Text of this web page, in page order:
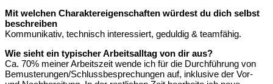
Mit welchen Charaktereigenschaften würdest du dich selbst
beschreiben
Kommunikativ, technisch interessiert, geduldig & teamfähig.
Wie sieht ein typischer Arbeitsalltag von dir aus?
Ca. 70% meiner Arbeitszeit wende ich für die Durchführung von
Bemusterungen/Schlussbesprechungen auf, inklusive der Vor-